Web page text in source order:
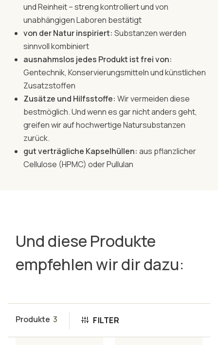
und Reinheit – streng kontrolliert und von
unabhängigen Laboren bestätigt
von der Natur inspiriert: Substanzen werden
sinnvoll kombiniert
ausnahmslos jedes Produkt ist frei von:
Gentechnik, Konservierungsmitteln und künstlichen
Zusatzstoffen
Zusätze und Hilfsstoffe: Wir vermeiden diese
bestmöglich. Und wenn es gar nicht anders geht,
greifen wir auf hochwertige Natursubstanzen
zurück.
gut verträgliche Kapselhüllen: aus pflanzlicher
Cellulose (HPMC) oder Pullulan
Und diese Produkte
empfehlen wir dir dazu:
Produkte 3 FILTER